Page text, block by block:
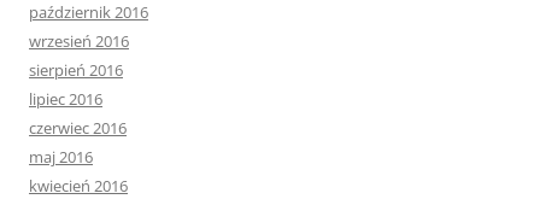
październik 2016
wrzesień 2016
sierpień 2016
lipiec 2016
czerwiec 2016
maj 2016
kwiecień 2016